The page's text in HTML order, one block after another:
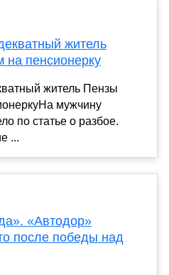
житель
пенсионерку
житель Пензы
мужчину
по статье о разбое.
...
«Автодор»
после победы над